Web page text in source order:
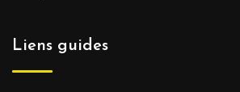
Liens guides